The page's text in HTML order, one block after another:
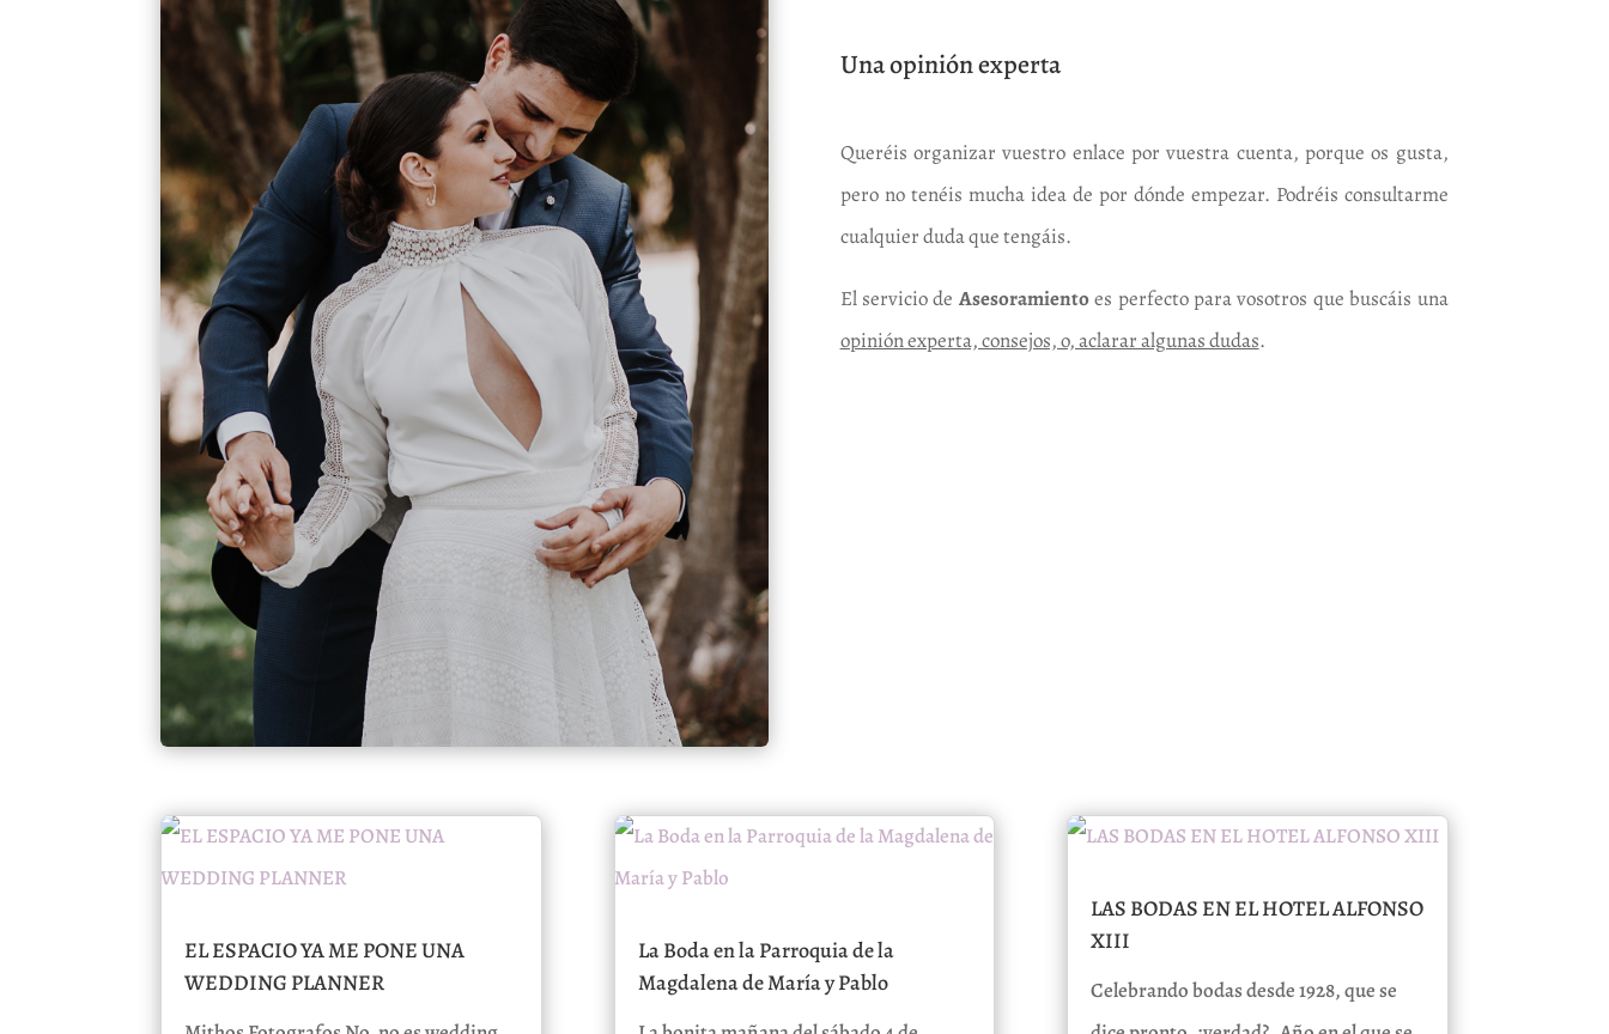
Una opinión experta
Queréis organizar vuestro enlace por vuestra cuenta, porque os gusta,
pero no tenéis mucha idea de por dónde empezar. Podréis consultarme
cualquier duda que tengáis.
El servicio de Asesoramientoes perfecto para vosotros que buscáis una
opinión experta, consejos, o, aclarar algunas dudas.
EL ESPACIO YA ME PONE UNA
WEDDING PLANNER
La Boda en la Parroquia de la
Magdalena de María y Pablo
LAS BODAS EN EL HOTEL ALFONSO
XIII
Celebrando bodas desde 1928, que se